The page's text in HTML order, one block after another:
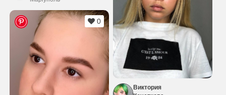
Виктория
0